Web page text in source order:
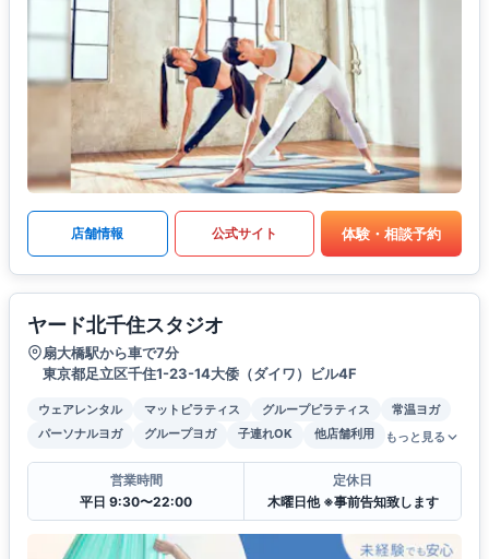
店舗情報 公式サイト 体験・相談予約
ヤード北千住スタジオ
扇大橋駅から車で7分
東京都足立区千住1-23-14大倭（ダイワ）ビル4F
ウェアレンタル マットピラティス グループピラティス
常温ヨガ
パーソナルヨガ
グループヨガ 子連れOK 他店舗利用 もっと見る
営業時間
平日 9:30〜22:00
定休日
木曜日他 ※事前告知致します